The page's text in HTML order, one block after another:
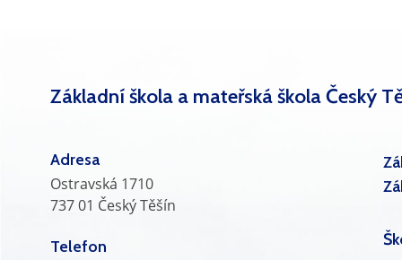
Základní škola a mateřská škola Český
Adresa
Ostravská 1710
737 01 Český Těšín
Telefon